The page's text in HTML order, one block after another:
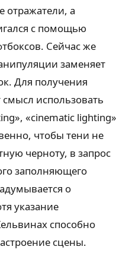
отражатели, а
с помощью
Сейчас же
заменяет
Для получения
использовать
«cinematic lighting»
чтобы тени не
черноту, в запрос
заполняющего
о
указание
способно
сцены.